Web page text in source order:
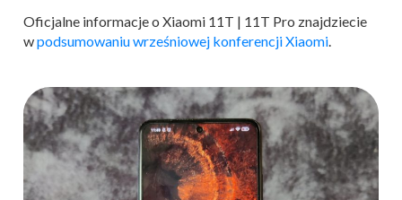
Oficjalne informacje o Xiaomi 11T | 11T Pro znajdziecie
wpodsumowaniu wrześniowej konferencji Xiaomi.